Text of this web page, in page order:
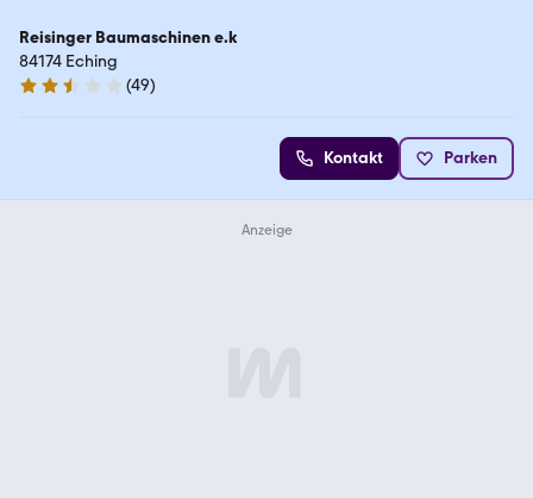
Reisinger Baumaschinen e.k
84174 Eching
2.7 Sterne
(49)
Kontakt Parken